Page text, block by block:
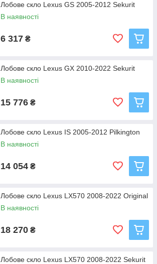
Лобове скло Lexus GS 2005-2012 Sekurit
В наявності
6 317 ₴
Лобове скло Lexus GX 2010-2022 Sekurit
В наявності
15 776 ₴
Лобове скло Lexus IS 2005-2012 Pilkington
В наявності
14 054 ₴
Лобове скло Lexus LX570 2008-2022 Original
В наявності
18 270 ₴
Лобове скло Lexus LX570 2008-2022 Sekurit